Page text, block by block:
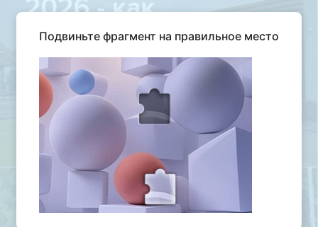
Подвиньте фрагмент на правильное место